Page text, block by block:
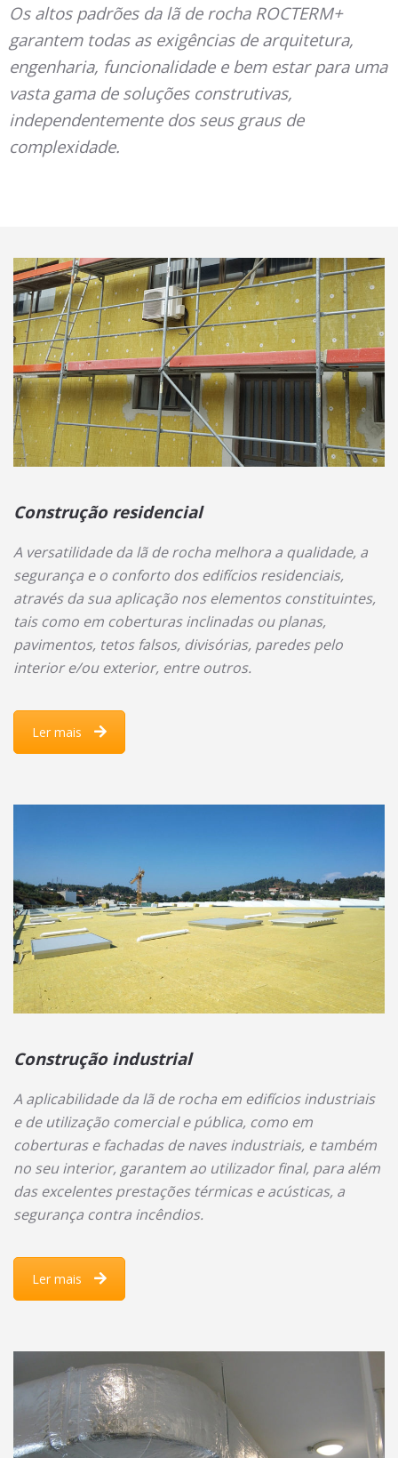
Os altos padrões da lã de rocha ROCTERM+
garantem todas as exigências de arquitetura,
engenharia, funcionalidade e bem estar para uma
vasta gama de soluções construtivas,
independentemente dos seus graus de
complexidade.
Construção residencial
A versatilidade da lã de rocha melhora a qualidade, a
segurança e o conforto dos edifícios residenciais,
através da sua aplicação nos elementos constituintes,
tais como em coberturas inclinadas ou planas,
pavimentos, tetos falsos, divisórias, paredes pelo
interior e/ou exterior, entre outros.
Ler mais
Construção industrial
A aplicabilidade da lã de rocha em edifícios industriais
e de utilização comercial e pública, como em
coberturas e fachadas de naves industriais, e também
no seu interior, garantem ao utilizador final, para além
das excelentes prestações térmicas e acústicas, a
segurança contra incêndios.
Ler mais